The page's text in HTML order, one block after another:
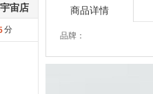
商品详情
品牌：
宙店
分